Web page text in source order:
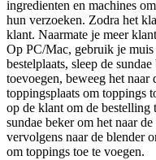
ingredienten en machines
hun verzoeken. Zodra het
klant. Naarmate je meer
Op PC/Mac, gebruik je
bestelplaats, sleep de
toevoegen, beweeg het naar
toppingsplaats om toppings
op de klant om de bestelling
sundae beker om het naar
vervolgens naar de blender
om toppings toe te voegen.